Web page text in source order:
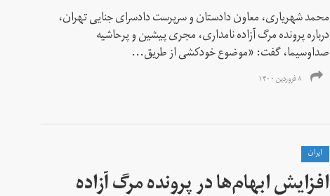
محمد شهریاری، معاون دادستان و سرپرست دادسرای جنایی تهران،
درباره پرونده مرگ آزاده نامداری، مجری پیشین و پرحاشیه
صداوسیما، گفت: «موضوع خودکشی از طریق...
۸ فروردین ۱۴۰۰
ايران
افزایش ابهام‌ها در پرونده مرگ آزاده